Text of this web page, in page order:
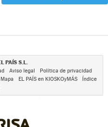
PAÍS S.L.
Aviso legal
Política de privacidad
Mapa EL PAÍS en KIOSKOyMÁS
Índice